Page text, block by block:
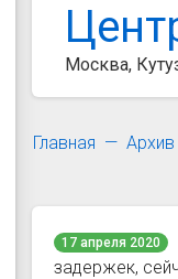
Москва,
Главная Архив
17 апреля 2020
задержек,